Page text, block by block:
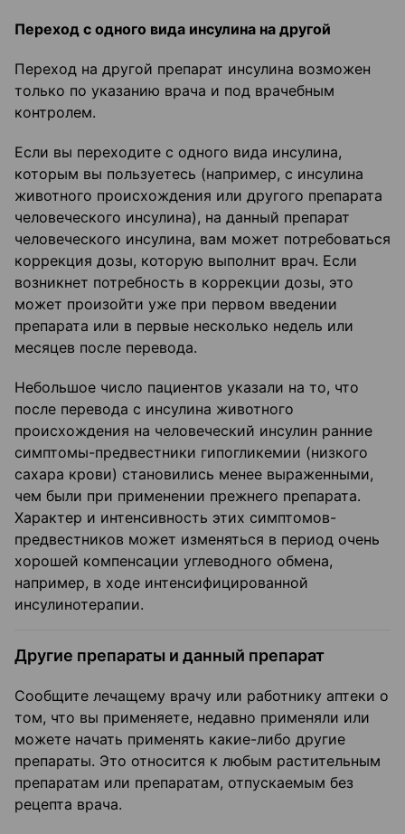
Переход с одного вида инсулина на другой
Переход на другой препарат инсулина возможен
только по указанию врача и под врачебным
контролем.
Если вы переходите с одного вида инсулина,
которым вы пользуетесь (например, с инсулина
животного происхождения или другого препарата
человеческого инсулина), на данный препарат
человеческого инсулина, вам может потребоваться
коррекция дозы, которую выполнит врач. Если
возникнет потребность в коррекции дозы, это
может произойти уже при первом введении
препарата или в первые несколько недель или
месяцев после перевода.
Небольшое число пациентов указали на то, что
после перевода с инсулина животного
происхождения на человеческий инсулин ранние
симптомы-предвестники гипогликемии (низкого
сахара крови) становились менее выраженными,
чем были при применении прежнего препарата.
Характер и интенсивность этих симптомов-
предвестников может изменяться в период очень
хорошей компенсации углеводного обмена,
например, в ходе интенсифицированной
инсулинотерапии.
Другие препараты и данный препарат
Сообщите лечащему врачу или работнику аптеки о
том, что вы применяете, недавно применяли или
можете начать применять какие-либо другие
препараты. Это относится к любым растительным
препаратам или препаратам, отпускаемым без
рецепта врача.